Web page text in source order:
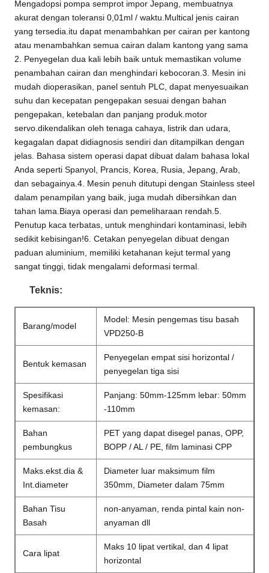
Mengadopsi pompa semprot impor Jepang, membuatnya
akurat dengan toleransi 0,01ml / waktu.Multical jenis cairan
yang tersedia.itu dapat menambahkan per cairan per kantong
atau menambahkan semua cairan dalam kantong yang sama
2. Penyegelan dua kali lebih baik untuk memastikan volume
penambahan cairan dan menghindari kebocoran.3. Mesin ini
mudah dioperasikan, panel sentuh PLC, dapat menyesuaikan
suhu dan kecepatan pengepakan sesuai dengan bahan
pengepakan, ketebalan dan panjang produk.motor
servo.dikendalikan oleh tenaga cahaya, listrik dan udara,
kegagalan dapat didiagnosis sendiri dan ditampilkan dengan
jelas. Bahasa sistem operasi dapat dibuat dalam bahasa lokal
Anda seperti Spanyol, Prancis, Korea, Rusia, Jepang, Arab,
dan sebagainya.4. Mesin penuh ditutupi dengan Stainless steel
dalam penampilan yang baik, juga mudah dibersihkan dan
tahan lama.Biaya operasi dan pemeliharaan rendah.5.
Penutup kaca terbatas, untuk menghindari kontaminasi, lebih
sedikit kebisingan!6. Cetakan penyegelan dibuat dengan
paduan aluminium, memiliki ketahanan kejut termal yang
sangat tinggi, tidak mengalami deformasi termal.
Teknis:
Barang/model
Model: Mesin pengemas tisu basah
VPD250-B
Bentuk kemasan
Penyegelan empat sisi horizontal /
penyegelan tiga sisi
Spesifikasi
kemasan:
Panjang: 50mm-125mm lebar: 50mm
-110mm
Bahan
pembungkus
PET yang dapat disegel panas, OPP,
BOPP / AL / PE, film laminasi CPP
Maks.ekst.dia &
Int.diameter
Diameter luar maksimum film
350mm, Diameter dalam 75mm
Bahan Tisu
Basah
non-anyaman, renda pintal kain non-
anyaman dll
Cara lipat
Maks 10 lipat vertikal, dan 4 lipat
horizontal